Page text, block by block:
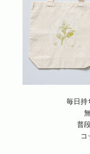
毎日持
普
コ